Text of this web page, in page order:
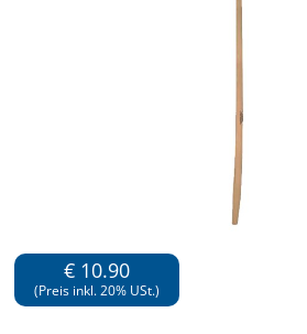
€ 10.90
(Preis inkl. 20% USt.)